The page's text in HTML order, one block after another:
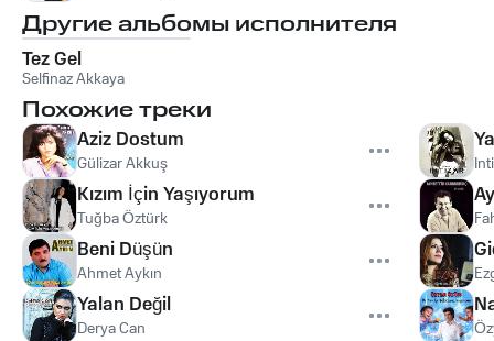
Другие альбомы исполнителя
Tez Gel
Selfinaz Akkaya
Похожие треки
Aziz Dostum
Gülizar Akkuş
Kızım İçin Yaşıyorum
Tuğba Öztürk
Beni Düşün
Ahmet Aykın
Yalan Değil
Derya Can